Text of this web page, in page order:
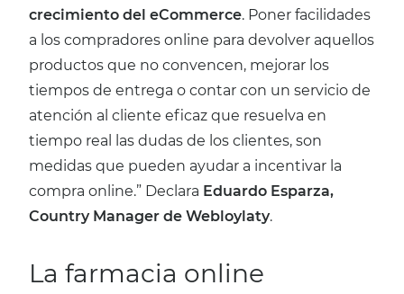
crecimiento del eCommerce. Poner facilidades
a los compradores online para devolver aquellos
productos que no convencen, mejorar los
tiempos de entrega o contar con un servicio de
atención al cliente eficaz que resuelva en
tiempo real las dudas de los clientes, son
medidas que pueden ayudar a incentivar la
compra online.” Declara Eduardo Esparza,
Country Manager de Webloylaty.
La farmacia online